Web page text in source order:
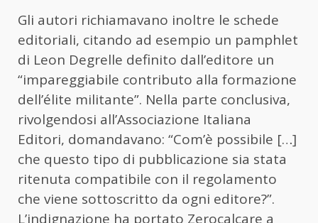
Gli autori richiamavano inoltre le schede
editoriali, citando ad esempio un pamphlet
di Leon Degrelle definito dall’editore un
“impareggiabile contributo alla formazione
dell’élite militante”. Nella parte conclusiva,
rivolgendosi all’Associazione Italiana
Editori, domandavano: “Com’è possibile […]
che questo tipo di pubblicazione sia stata
ritenuta compatibile con il regolamento
che viene sottoscritto da ogni editore?”.
L’indignazione ha portato Zerocalcare a